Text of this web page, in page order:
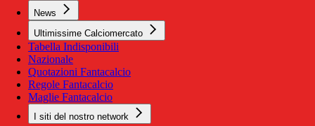
News
Ultimissime Calciomercato
Tabella Indisponibili
Nazionale
Quotazioni Fantacalcio
Regole Fantacalcio
Maglie Fantacalcio
I siti del nostro network